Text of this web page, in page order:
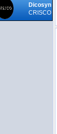
Dicosyn
CRISCO